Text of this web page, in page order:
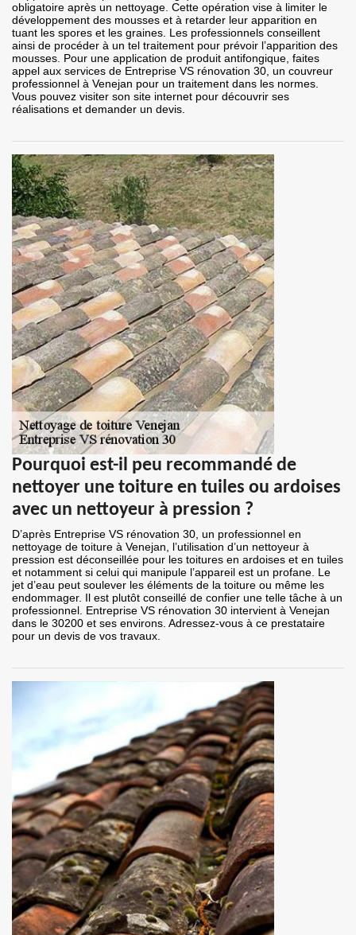
obligatoire après un nettoyage. Cette opération vise à limiter le
développement des mousses et à retarder leur apparition en
tuant les spores et les graines. Les professionnels conseillent
ainsi de procéder à un tel traitement pour prévoir l’apparition des
mousses. Pour une application de produit antifongique, faites
appel aux services de Entreprise VS rénovation 30, un couvreur
professionnel à Venejan pour un traitement dans les normes.
Vous pouvez visiter son site internet pour découvrir ses
réalisations et demander un devis.
Pourquoi est-il peu recommandé de
nettoyer une toiture en tuiles ou ardoises
avec un nettoyeur à pression ?
D’après Entreprise VS rénovation 30, un professionnel en
nettoyage de toiture à Venejan, l’utilisation d’un nettoyeur à
pression est déconseillée pour les toitures en ardoises et en tuiles
et notamment si celui qui manipule l’appareil est un profane. Le
jet d’eau peut soulever les éléments de la toiture ou même les
endommager. Il est plutôt conseillé de confier une telle tâche à un
professionnel. Entreprise VS rénovation 30 intervient à Venejan
dans le 30200 et ses environs. Adressez-vous à ce prestataire
pour un devis de vos travaux.